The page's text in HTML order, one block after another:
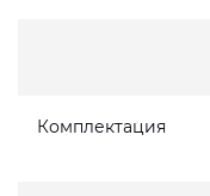
Комплектация